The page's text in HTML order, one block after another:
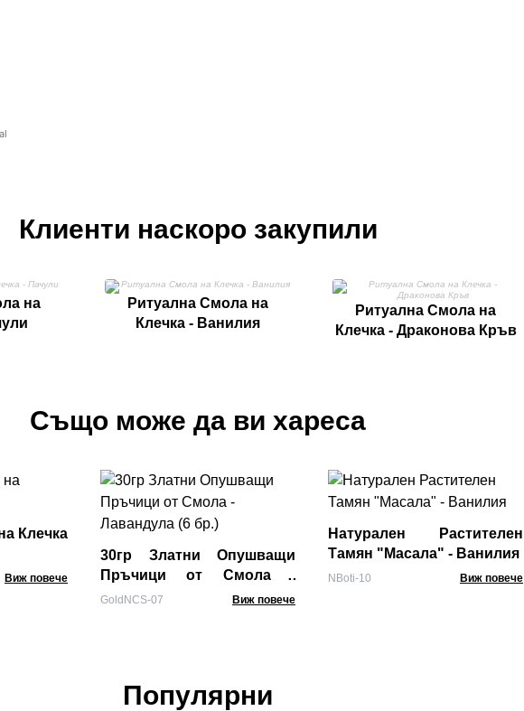
Клиенти наскоро закупили
на
Ритуална Смола на
Клечка - Ванилия
Ритуална Смола на
Клечка - Драконова Кръв
Също може да ви хареса
Клечка
Виж повече
30гр Златни Опушващи
Пръчици от Смола -
Лавандула (6 бр.)
GoldNCS-07 Виж повече
Натурален Растителен
Тамян "Масала" - Ванилия
NBoti-10 Виж повече
Популярни